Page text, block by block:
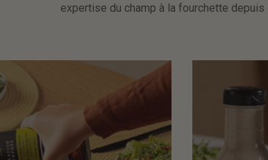
expertise du champ à la fourchette depuis